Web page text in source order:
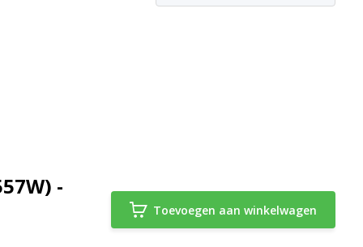
-
Toevoegen aan winkelwagen